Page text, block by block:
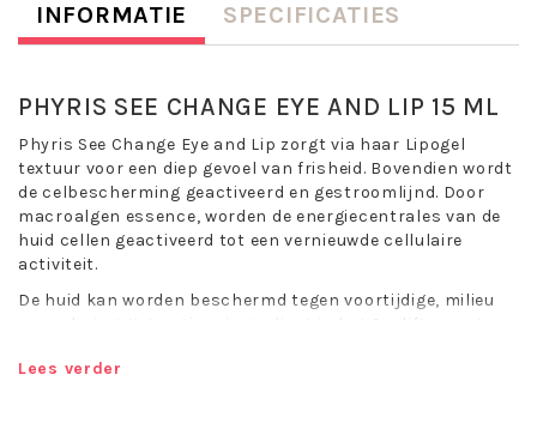
INFORMATIE SPECIFICATIES
PHYRIS SEE CHANGE EYE AND LIP 15 ML
Phyris See Change Eye and Lip zorgt via haar Lipogel
textuur voor een diep gevoel van frisheid. Bovendien wordt
de celbescherming geactiveerd en gestroomlijnd. Door
macroalgen essence, worden de energiecentrales van de
huid cellen geactiveerd tot een vernieuwde cellulaire
activiteit.
De huid kan worden beschermd tegen voortijdige, milieu
veroudering. Het actieve ingredient in het Sealift vormt een
gelijkmatigheid en helderheid wordt verhoogd met het
Lees verder